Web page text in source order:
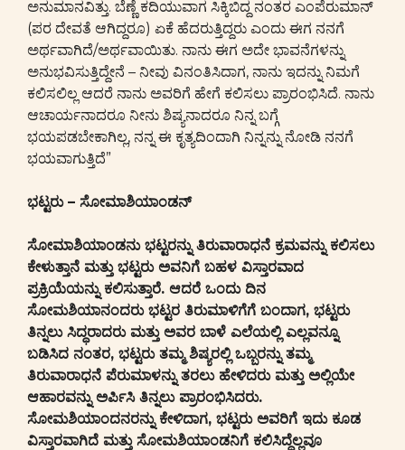
ಅನುಮಾನವಿತ್ತು. ಬೆಣ್ಣೆ ಕದಿಯುವಾಗ ಸಿಕ್ಕಿಬಿದ್ದ ನಂತರ ಎಂಪೆರುಮಾನ್
(ಪರ ದೇವತೆ ಆಗಿದ್ದರೂ) ಏಕೆ ಹೆದರುತ್ತಿದ್ದರು ಎಂದು ಈಗ ನನಗೆ
ಅರ್ಥವಾಗಿದೆ/ಅರ್ಥವಾಯಿತು. ನಾನು ಈಗ ಅದೇ ಭಾವನೆಗಳನ್ನು
ಅನುಭವಿಸುತ್ತಿದ್ದೇನೆ – ನೀವು ವಿನಂತಿಸಿದಾಗ, ನಾನು ಇದನ್ನು ನಿಮಗೆ
ಕಲಿಸಲಿಲ್ಲ ಆದರೆ ನಾನು ಅವರಿಗೆ ಹೇಗೆ ಕಲಿಸಲು ಪ್ರಾರಂಭಿಸಿದೆ. ನಾನು
ಆಚಾರ್ಯನಾದರೂ ನೀನು ಶಿಷ್ಯನಾದರೂ ನಿನ್ನ ಬಗ್ಗೆ
ಭಯಪಡಬೇಕಾಗಿಲ್ಲ, ನನ್ನ ಈ ಕೃತ್ಯದಿಂದಾಗಿ ನಿನ್ನನ್ನು ನೋಡಿ ನನಗೆ
ಭಯವಾಗುತ್ತಿದೆ”
ಭಟ್ಟರು – ಸೋಮಾಶಿಯಾಂಡನ್
ಸೋಮಾಶಿಯಾಂಡನು ಭಟ್ಟರನ್ನು ತಿರುವಾರಾಧನೆ ಕ್ರಮವನ್ನು ಕಲಿಸಲು
ಕೇಳುತ್ತಾನೆ ಮತ್ತು ಭಟ್ಟರು ಅವನಿಗೆ ಬಹಳ ವಿಸ್ತಾರವಾದ
ಪ್ರಕ್ರಿಯೆಯನ್ನು ಕಲಿಸುತ್ತಾರೆ. ಆದರೆ ಒಂದು ದಿನ
ಸೋಮಶಿಯಾನಂದರು ಭಟ್ಟರ ತಿರುಮಾಳಿಗೆಗೆ ಬಂದಾಗ, ಭಟ್ಟರು
ತಿನ್ನಲು ಸಿದ್ಧರಾದರು ಮತ್ತು ಅವರ ಬಾಳೆ ಎಲೆಯಲ್ಲಿ ಎಲ್ಲವನ್ನೂ
ಬಡಿಸಿದ ನಂತರ, ಭಟ್ಟರು ತಮ್ಮ ಶಿಷ್ಯರಲ್ಲಿ ಒಬ್ಬರನ್ನು ತಮ್ಮ
ತಿರುವಾರಾಧನೆ ಪೆರುಮಾಳನ್ನು ತರಲು ಹೇಳಿದರು ಮತ್ತು ಅಲ್ಲಿಯೇ
ಆಹಾರವನ್ನು ಅರ್ಪಿಸಿ ತಿನ್ನಲು ಪ್ರಾರಂಭಿಸಿದರು.
ಸೋಮಶಿಯಾಂದನರನ್ನು ಕೇಳಿದಾಗ, ಭಟ್ಟರು ಅವರಿಗೆ ಇದು ಕೂಡ
ವಿಸ್ತಾರವಾಗಿದೆ ಮತ್ತು ಸೋಮಶಿಯಾಂಡನಿಗೆ ಕಲಿಸಿದ್ದೆಲ್ಲವೂ